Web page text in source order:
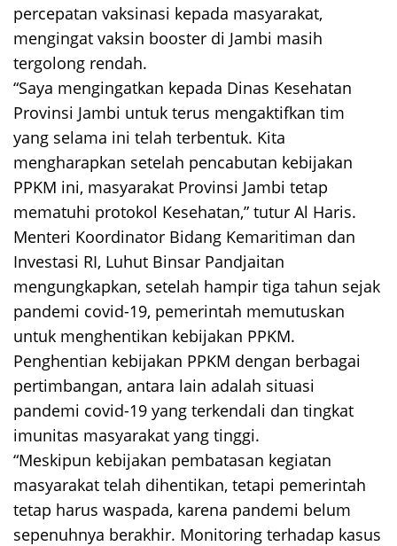
percepatan vaksinasi kepada masyarakat,
mengingat vaksin booster di Jambi masih
tergolong rendah.
“Saya mengingatkan kepada Dinas Kesehatan
Provinsi Jambi untuk terus mengaktifkan tim
yang selama ini telah terbentuk. Kita
mengharapkan setelah pencabutan kebijakan
PPKM ini, masyarakat Provinsi Jambi tetap
mematuhi protokol Kesehatan,” tutur Al Haris.
Menteri Koordinator Bidang Kemaritiman dan
Investasi RI, Luhut Binsar Pandjaitan
mengungkapkan, setelah hampir tiga tahun sejak
pandemi covid-19, pemerintah memutuskan
untuk menghentikan kebijakan PPKM.
Penghentian kebijakan PPKM dengan berbagai
pertimbangan, antara lain adalah situasi
pandemi covid-19 yang terkendali dan tingkat
imunitas masyarakat yang tinggi.
“Meskipun kebijakan pembatasan kegiatan
masyarakat telah dihentikan, tetapi pemerintah
tetap harus waspada, karena pandemi belum
sepenuhnya berakhir. Monitoring terhadap kasus